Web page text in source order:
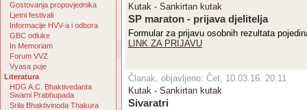
Gostovanja propovjednika
Ljetni festivali
Informacije HVV-a i odbora
GBC odluke
In Memoriam
Forum VVZ
Vyasa puje
Literatura
HDG A.C. Bhaktivedanta
Swami Prabhupada
Srila Bhaktivinoda Thakura
Kutak - Sankirtan kutak
SP maraton - prijava djelitelja
Formular za prijavu osobnih rezultata
LINK ZA PRIJAVU
Članak, objavljeno: Čet, 10.03.16. 20:11
Kutak - Sankirtan kutak
Sivaratri